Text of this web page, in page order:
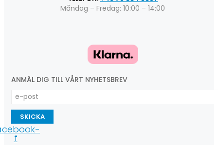
Måndag – Fredag: 10:00 – 14:00
ANMÄL DIG TILL VÅRT NYHETSBREV
SKICKA
f